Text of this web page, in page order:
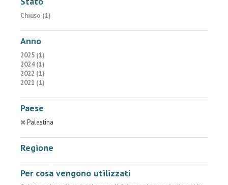
Chiuso (1)
Anno
2025 (1)
2024 (1)
2022 (1)
2021 (1)
Paese
Palestina
Regione
Per cosa vengono utilizzati